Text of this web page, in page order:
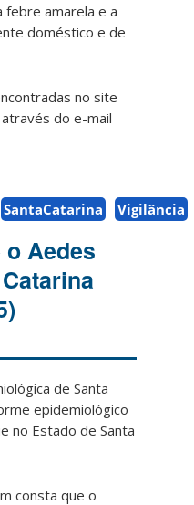
febre amarela e a
doméstico e de
no site
do e-mail
SantaCatarina Vigilância
Aedes
de Santa
epidemiológico
no Estado de Santa
consta que o